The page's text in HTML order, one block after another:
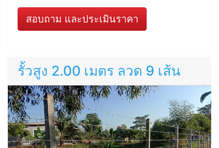
สอบถาม และประเมินราคา
รั้วสูง 2.00 เมตร ลวด 9 เส้น